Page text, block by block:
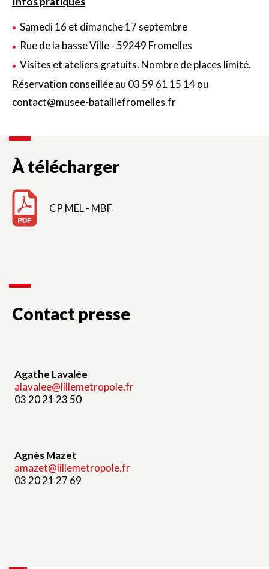
Samedi 16 et dimanche 17 septembre
Rue de la basse Ville - 59249 Fromelles
Visites et ateliers gratuits. Nombre de places limité.
Réservation conseillée au 03 59 61 15 14 ou
contact@musee-bataillefromelles.fr
À télécharger
CP MEL - MBF
Contact presse
Agathe Lavalée
alavalee@lillemetropole.fr
03 20 21 23 50
Agnès Mazet
amazet@lillemetropole.fr
03 20 21 27 69